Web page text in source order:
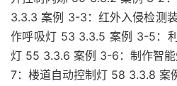
3.3.3 案例 3-3：红外入侵检测
作呼吸灯 53 3.3.5 案例 3-5：
灯 55 3.3.6 案例 3-6：制作智
7：楼道自动控制灯 58 3.3.8 案